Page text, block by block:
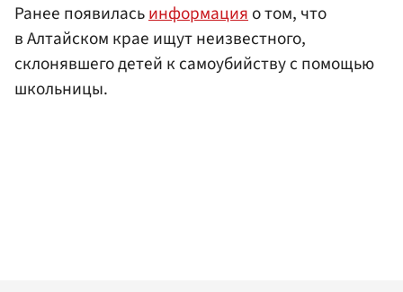
Ранее появиласьинформацияо том, что
в Алтайском крае ищут неизвестного,
склонявшего детей к самоубийству с помощью
школьницы.